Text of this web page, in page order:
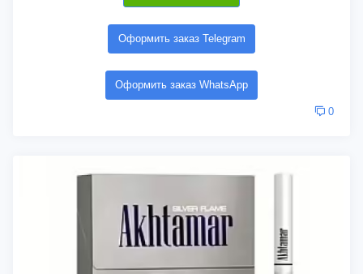
Оформить заказ Telegram
Оформить заказ WhatsApp
0